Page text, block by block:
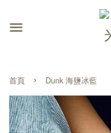
首頁 › Dunk 海鹽冰藍